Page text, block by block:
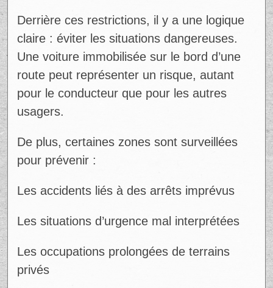
Derrière ces restrictions, il y a une logique
claire : éviter les situations dangereuses.
Une voiture immobilisée sur le bord d’une
route peut représenter un risque, autant
pour le conducteur que pour les autres
usagers.
De plus, certaines zones sont surveillées
pour prévenir :
Les accidents liés à des arrêts imprévus
Les situations d’urgence mal interprétées
Les occupations prolongées de terrains
privés